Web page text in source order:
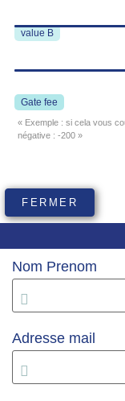
value B
Gate fee
« Exemple : si cela vous
négative : -200 »
FERMER
Nom Prenom
Adresse mail